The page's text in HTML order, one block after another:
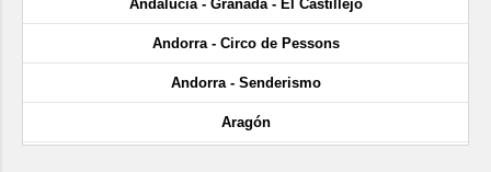
Andalucia - Granada - El Castillejo
Andorra - Circo de Pessons
Andorra - Senderismo
Aragón